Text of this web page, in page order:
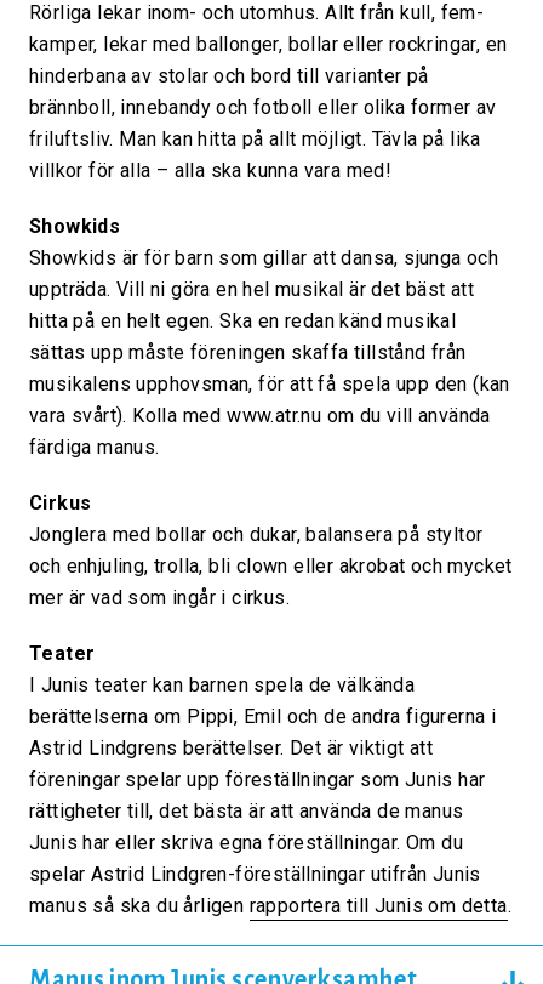
Rörliga lekar inom- och utomhus. Allt från kull, fem-
kamper, lekar med ballonger, bollar eller rockringar, en
hinderbana av stolar och bord till varianter på
brännboll, innebandy och fotboll eller olika former av
friluftsliv. Man kan hitta på allt möjligt. Tävla på lika
villkor för alla – alla ska kunna vara med!
Showkids
Showkids är för barn som gillar att dansa, sjunga och
uppträda. Vill ni göra en hel musikal är det bäst att
hitta på en helt egen. Ska en redan känd musikal
sättas upp måste föreningen skaffa tillstånd från
musikalens upphovsman, för att få spela upp den (kan
vara svårt). Kolla med www.atr.nu om du vill använda
färdiga manus.
Cirkus
Jonglera med bollar och dukar, balansera på styltor
och enhjuling, trolla, bli clown eller akrobat och mycket
mer är vad som ingår i cirkus.
Teater
I Junis teater kan barnen spela de välkända
berättelserna om Pippi, Emil och de andra figurerna i
Astrid Lindgrens berättelser. Det är viktigt att
föreningar spelar upp föreställningar som Junis har
rättigheter till, det bästa är att använda de manus
Junis har eller skriva egna föreställningar. Om du
spelar Astrid Lindgren-föreställningar utifrån Junis
manus så ska du årligen rapportera till Junis om detta.